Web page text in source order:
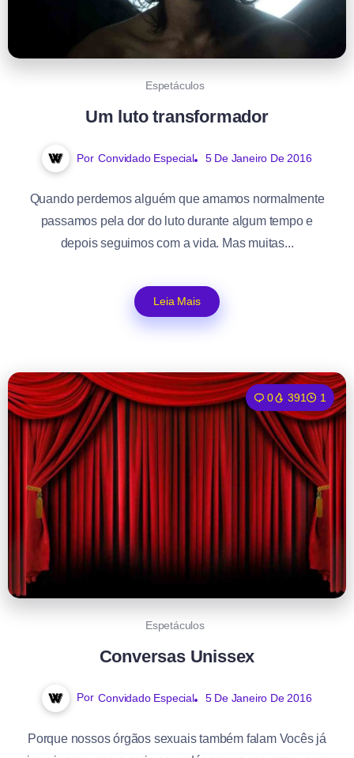
Espetáculos
Um luto transformador
Por Convidado Especial 5 De Janeiro De 2016
Quando perdemos alguém que amamos normalmente
passamos pela dor do luto durante algum tempo e
depois seguimos com a vida. Mas muitas...
Leia Mais
0 391 1
Espetáculos
Conversas Unissex
Por Convidado Especial 5 De Janeiro De 2016
Porque nossos órgãos sexuais também falam Vocês já